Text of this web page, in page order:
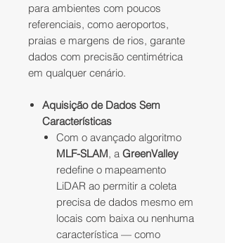
para ambientes com poucos
referenciais, como aeroportos,
praias e margens de rios, garante
dados com precisão centimétrica
em qualquer cenário.
Aquisição de Dados Sem
Características
Com o avançado algoritmo
MLF-SLAM, a GreenValley
redefine o mapeamento
LiDAR ao permitir a coleta
precisa de dados mesmo em
locais com baixa ou nenhuma
característica — como